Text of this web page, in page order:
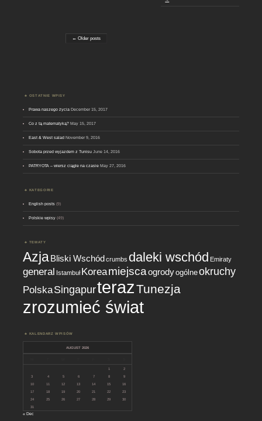
← Older posts
OSTATNIE WPISY
Prawa naszego życia December 15, 2017
Co z tą matematyką? May 15, 2017
East & West salad November 9, 2016
Sobota przed wyjazdem z Tunisu June 14, 2016
PATRYOTA – wiersz ciągle na czasie May 27, 2016
KATEGORIE
English posts (9)
Polskie wpisy (49)
TEMATY
AzjaBliski Wschódcrumbs daleki wschód Emiraty
general Istambuł Koreamiejscaogrodyogólneokruchy
PolskaSingapurterazTunezja
zrozumieć świat
KALENDARZ WPISÓW
AUGUST 2026
1
2
3
4 5 6 7 8
9
10
11 12 13 14 15
16
17
18 19 20 21 22
23
24
25 26 27 28 29
30
31
« Dec